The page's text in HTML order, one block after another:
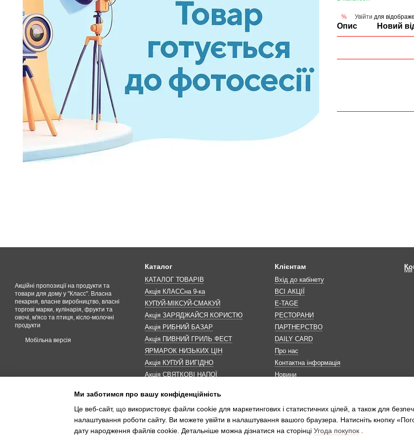
% Увійти для
Опис Новий
Акційні пропозиції на продукти та
товари для дому у "Класс". Власна
пекарня, власне виробництво, власні
торгові марки, кулінарія, фрукти та
овочі, м'ясо та птиця, кісло-молочні
продукти
Мобільна версія
Каталог
КАТАЛОГ ТОВАРІВ
Акція КЛАССна 9-ка
КУПУЙ-МІКСУЙ-СМАКУЙ
Акція ЗАРЯДЖАЙСЯ КОРИСТЮ
Акція РИБНИЙ БАЗАР
Акція ПИВНИЙ ГРИЛЬ ФЕСТ
ЯРМАРОК НИЗЬКИХ ЦІН
Акція КУПУЙ ВИГІДНО
Акція СВЯТКОВІ НАПОЇ
Акція ДО МАКОВЕЯ
ІНШІ АКЦІЇ
Клієнтам
Вхід до кабінету
ВСІ АКЦІЇ
E-TAGE
РЕСТОРАНИ
ПАРТНЕРСТВО
DAILY CARD
Про нас
Контактна інформація
Новини
Ми
Ми заботимся про вашу конфіденційність
Це веб-сайт, що використовує файли cookie для маркетингових і статистичних цілей, а також для
налаштування роботи сайту. Ви можете увійти в налаштування вашого браузера. Натисніть кнопку
дату народження файлів cookie. Детальніше можна дізнатися на сторінці Угода покупок